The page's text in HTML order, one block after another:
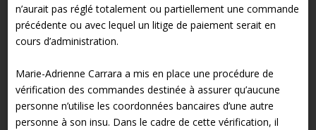
n’aurait pas réglé totalement ou partiellement une commande
précédente ou avec lequel un litige de paiement serait en
cours d’administration.
Marie-Adrienne Carrara a mis en place une procédure de
vérification des commandes destinée à assurer qu’aucune
personne n’utilise les coordonnées bancaires d’une autre
personne à son insu. Dans le cadre de cette vérification, il